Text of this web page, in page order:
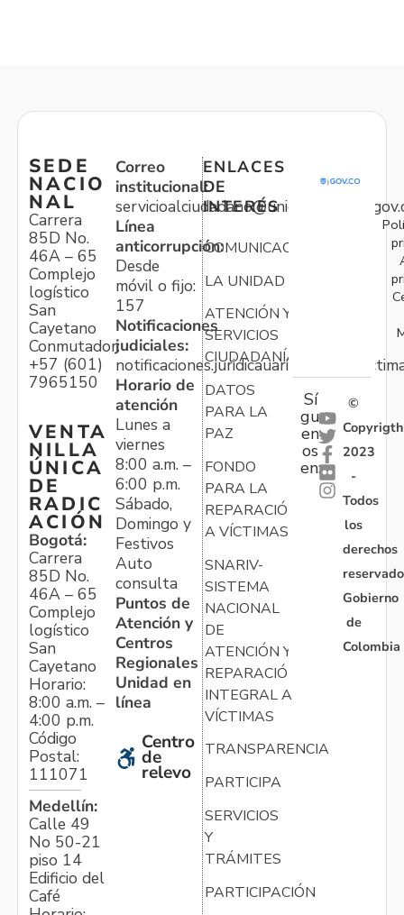
SEDE
NACIO
NAL
Carrera
85D No.
46A – 65
Complejo
logístico
San
Cayetano
Conmutador:
+57 (601)
7965150
VENTA
NILLA
ÚNICA
DE
RADIC
ACIÓN
Bogotá:
Carrera
85D No.
46A – 65
Complejo
logístico
San
Cayetano
Horario:
8:00 a.m. –
4:00 p.m.
Código
Postal:
111071
Medellín:
Calle 49
No 50-21
piso 14
Edificio del
Café
Correo
institucional:
Línea
anticorrupción:
Desde
móvil o fijo:
157
Notificaciones
judiciales:
Horario de
atención
Lunes a
viernes
8:00 a.m. –
6:00 p.m.
Sábado,
Domingo y
Festivos
Auto
consulta
Puntos de
Atención y
Centros
Regionales
Unidad en
línea
Centro
de
relevo
ENLACES
DE
INTERÉS
COMUNICACIONES
LA UNIDAD
ATENCIÓN Y
SERVICIOS
CIUDADANÍA
DATOS
PARA LA
PAZ
FONDO
PARA LA
REPARACIÓN
A VÍCTIMAS
SNARIV-
SISTEMA
NACIONAL
DE
ATENCIÓN Y
REPARACIÓN
INTEGRAL A
VÍCTIMAS
TRANSPARENCIA
PARTICIPA
SERVICIOS
Y
TRÁMITES
PARTICIPACIÓN
Sí
gu
en
os
en:
©
Copyrigth
2023
-
Todos
los
derechos
Gobierno
de
Colombia